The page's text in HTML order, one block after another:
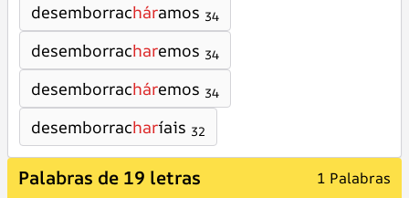
desemborracháramos 34
desemborracharemos 34
desemborracháremos 34
desemborracharíais 32
Palabras de 19 letras 1 Palabras